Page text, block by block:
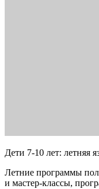
Дети 7-10 лет: летняя
Летние программы
и мастер-классы,